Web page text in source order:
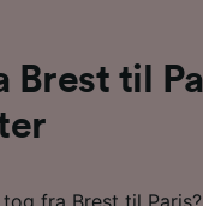
Brest til
fra Brest til